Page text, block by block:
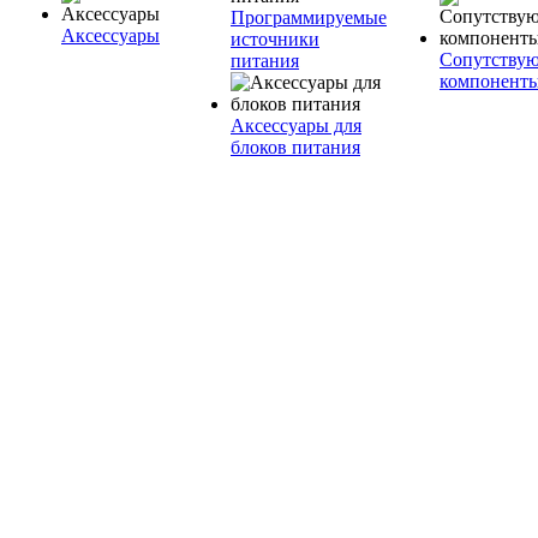
Аксессуары
Программируемые
источники
питания
Аксессуары для
блоков питания